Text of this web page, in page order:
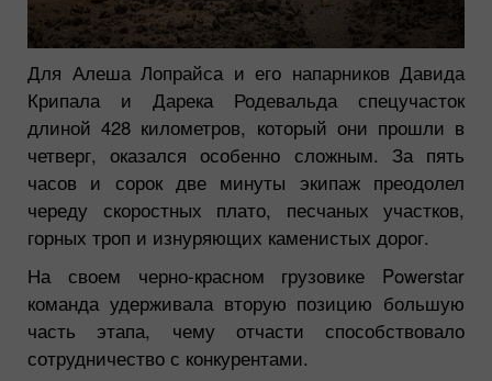
Для Алеша Лопрайса и его напарников Давида
Крипала и Дарека Родевальда спецучасток
длиной 428 километров, который они прошли в
четверг, оказался особенно сложным. За пять
часов и сорок две минуты экипаж преодолел
череду скоростных плато, песчаных участков,
горных троп и изнуряющих каменистых дорог.
На своем черно-красном грузовике Powerstar
команда удерживала вторую позицию большую
часть этапа, чему отчасти способствовало
сотрудничество с конкурентами.